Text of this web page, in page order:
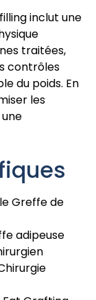
inclut une
traitées,
contrôles
du poids. En
les
Greffe de
adipeuse